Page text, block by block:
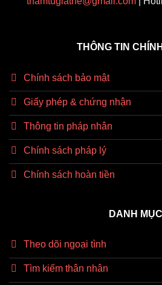
THÔNG TIN
Chính sách bảo mật
Giấy phép & chứng nhận
Thông tin pháp nhân
Chính sách pháp lý
Chính sách hoàn tiền
DANH MỤC
Theo dõi ngoại tình
Tìm kiếm thân nhân